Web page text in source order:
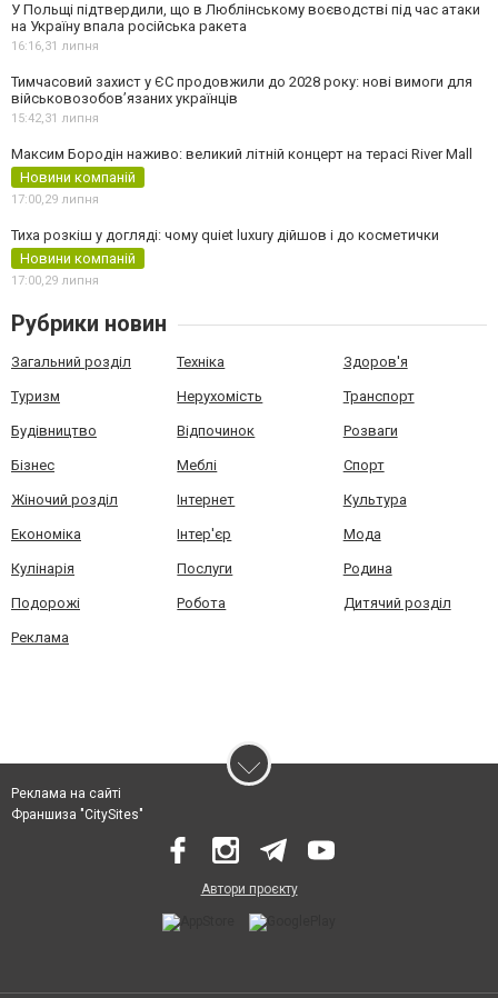
У Польщі підтвердили, що в Люблінському воєводстві під час атаки
на Україну впала російська ракета
16:16,31 липня
Тимчасовий захист у ЄС продовжили до 2028 року: нові вимоги для
військовозобов’язаних українців
15:42,31 липня
Максим Бородін наживо: великий літній концерт на терасі River Mall
Новини компаній
17:00,29 липня
Тиха розкіш у догляді: чому quiet luxury дійшов і до косметички
Новини компаній
17:00,29 липня
Рубрики новин
Загальний розділ Техніка Здоров'я
Туризм Нерухомість Транспорт
Будівництво Відпочинок Розваги
Бізнес Меблі Спорт
Жіночий розділ Інтернет Культура
Економіка Інтер'єр Мода
Кулінарія Послуги Родина
Подорожі Робота Дитячий розділ
Реклама
Реклама на сайті
Франшиза "CitySites"
Автори проєкту